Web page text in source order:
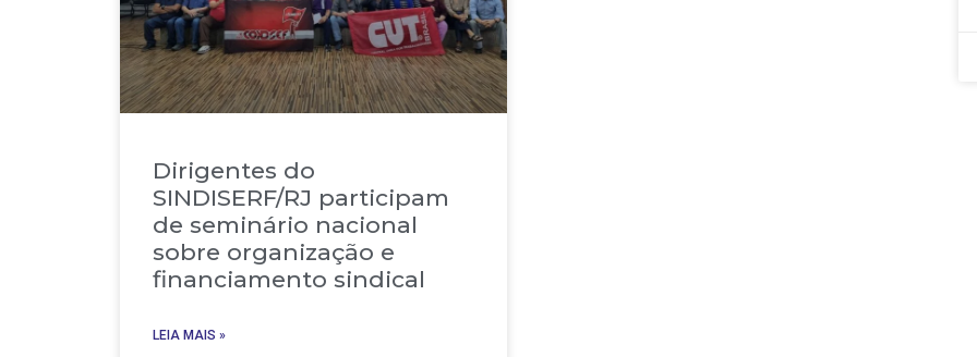
Dirigentes do
SINDISERF/RJ participam
de seminário nacional
sobre organização e
financiamento sindical
LEIA MAIS »